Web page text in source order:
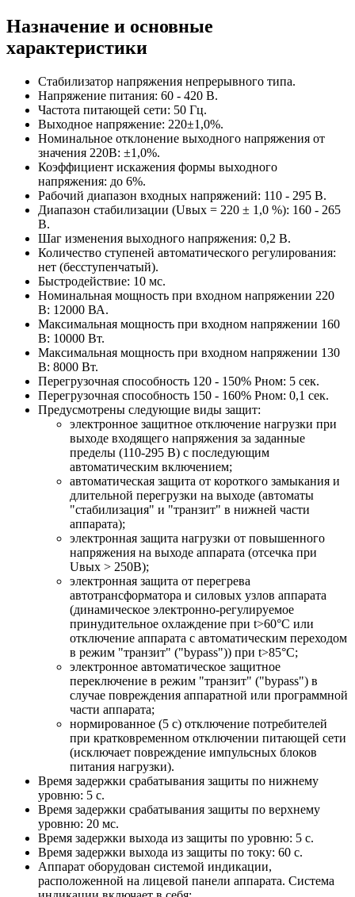
Назначение и основные
характеристики
Стабилизатор напряжения непрерывного типа.
Напряжение питания: 60 - 420 В.
Частота питающей сети: 50 Гц.
Выходное напряжение: 220±1,0%.
Номинальное отклонение выходного напряжения от
значения 220В: ±1,0%.
Коэффициент искажения формы выходного
напряжения: до 6%.
Рабочий диапазон входных напряжений: 110 - 295 В.
Диапазон стабилизации (Uвых = 220 ± 1,0 %): 160 - 265
В.
Шаг изменения выходного напряжения: 0,2 В.
Количество ступеней автоматического регулирования:
нет (бесступенчатый).
Быстродействие: 10 мс.
Номинальная мощность при входном напряжении 220
В: 12000 ВА.
Максимальная мощность при входном напряжении 160
В: 10000 Вт.
Максимальная мощность при входном напряжении 130
В: 8000 Вт.
Перегрузочная способность 120 - 150% Pном: 5 сек.
Перегрузочная способность 150 - 160% Pном: 0,1 сек.
Предусмотрены следующие виды защит:
электронное защитное отключение нагрузки при
выходе входящего напряжения за заданные
пределы (110-295 В) с последующим
автоматическим включением;
автоматическая защита от короткого замыкания и
длительной перегрузки на выходе (автоматы
"стабилизация" и "транзит" в нижней части
аппарата);
электронная защита нагрузки от повышенного
напряжения на выходе аппарата (отсечка при
Uвых > 250В);
электронная защита от перегрева
автотрансформатора и силовых узлов аппарата
(динамическое электронно-регулируемое
принудительное охлаждение при t>60°С или
отключение аппарата с автоматическим переходом
в режим "транзит" ("bypass")) при t>85°С;
электронное автоматическое защитное
переключение в режим "транзит" ("bypass") в
случае повреждения аппаратной или программной
части аппарата;
нормированное (5 с) отключение потребителей
при кратковременном отключении питающей сети
(исключает повреждение импульсных блоков
питания нагрузки).
Время задержки срабатывания защиты по нижнему
уровню: 5 с.
Время задержки срабатывания защиты по верхнему
уровню: 20 мс.
Время задержки выхода из защиты по уровню: 5 с.
Время задержки выхода из защиты по току: 60 с.
Аппарат оборудован системой индикации,
расположенной на лицевой панели аппарата. Система